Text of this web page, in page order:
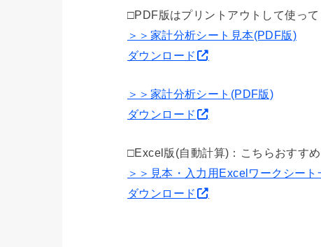
□PDF版はプリントアウトして使って
＞＞家計分析シート見本(PDF版)
ダウンロード
＞＞家計分析シート(PDF版)
ダウンロード
□Excel版(自動計算)：こちらおすす
＞＞見本・入力用Excelワークシー
ダウンロード